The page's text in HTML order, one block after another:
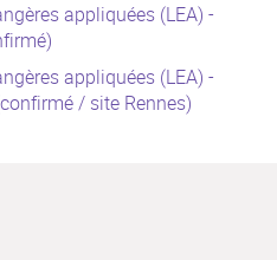
appliquées (LEA) -
appliquées (LEA) -
/ site Rennes)